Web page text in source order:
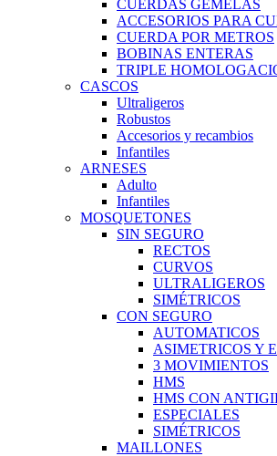
CUERDAS GEMELAS
ACCESORIOS PARA
CUERDA POR METROS
BOBINAS ENTERAS
TRIPLE
CASCOS
Ultraligeros
Robustos
Accesorios y recambios
Infantiles
ARNESES
Adulto
Infantiles
MOSQUETONES
SIN SEGURO
RECTOS
CURVOS
ULTRALIGEROS
SIMÉTRICOS
CON SEGURO
AUTOMATICOS
ASIMETRICOS Y
3 MOVIMIENTOS
HMS
HMS CON
ESPECIALES
SIMÉTRICOS
MAILLONES